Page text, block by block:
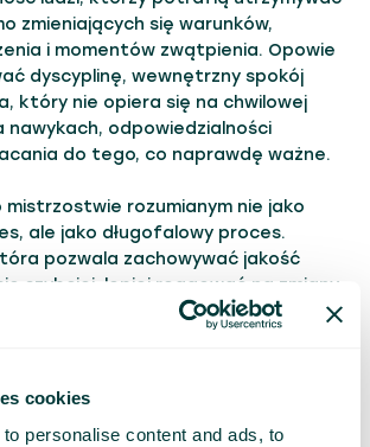
cookies
personalise content and ads, to
zmieniających się warunków,
i momentów zwątpienia. Opowie
dyscyplinę, wewnętrzny spokój
który nie opiera się na chwilowej
nawykach, odpowiedzialności
do tego, co naprawdę ważne.
rozumianym nie jako
ale jako długofalowy proces.
pozwala zachowywać jakość
szybciej, lepiej reagować na zmiany
wtedy, gdy rzeczywistość nie
Advanced